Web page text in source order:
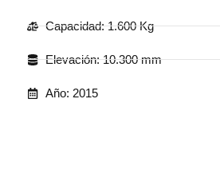
Capacidad: 1.600 Kg
Elevación: 10.300 mm
Año: 2015